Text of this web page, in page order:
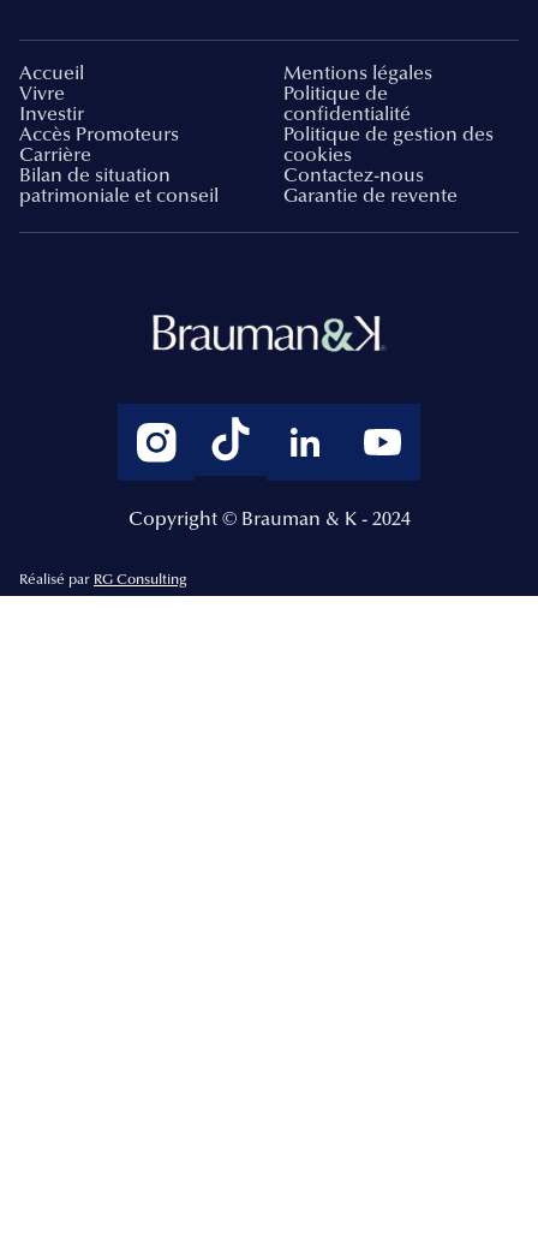
Accueil
Vivre
Investir
Accès Promoteurs
Carrière
Bilan de situation
patrimoniale et conseil
Mentions légales
Politique de
confidentialité
Politique de gestion des
cookies
Contactez-nous
Garantie de revente
Copyright © Brauman & K - 2024
Réalisé par RG Consulting